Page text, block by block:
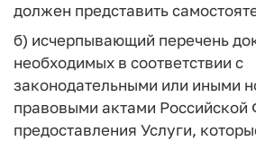
должен представить
б) исчерпывающий перечень
необходимых в соответствии с
законодательными или иными
правовыми актами Российской
предоставления Услуги,